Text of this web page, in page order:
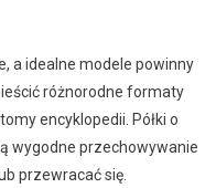
a idealne modele powinny
różnorodne formaty
encyklopedii. Półki o
wygodne przechowywanie
przewracać się.